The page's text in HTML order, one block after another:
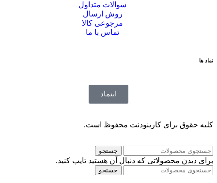
سوالات متداول
روش ارسال
مرجوعی کالا
تماس با ما
نماد ها
اینماد
کلیه حقوق برای کارینودنت محفوظ است.
جستجو
برای دیدن محصولاتی که دنبال آن هستید تایپ کنید.
جستجو